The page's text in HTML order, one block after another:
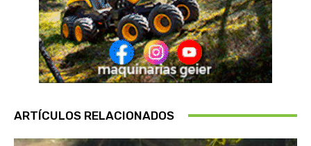
ARTÍCULOS RELACIONADOS